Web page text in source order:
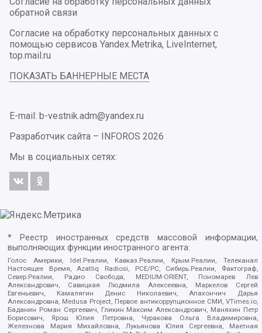
обратной связи
Согласие на обработку персональных данных с
помощью сервисов Yandex.Metrika, LiveInternet,
top.mail.ru
ПОКАЗАТЬ БАННЕРНЫЕ МЕСТА
E-mail: b-vestnik.adm@yandex.ru
Разработчик сайта – INFOROS 2026
Мы в социальных сетях:
* Реестр иностранных средств массовой информации,
выполняющих функции иностранного агента:
Голос Америки, Idel.Реалии, Кавказ.Реалии, Крым.Реалии, Телеканал
Настоящее Время, Azatliq Radiosi, PCE/PC, Сибирь.Реалии, Фактограф,
Север.Реалии, Радио Свобода, MEDIUM-ORIENT, Пономарев Лев
Александрович, Савицкая Людмила Алексеевна, Маркелов Сергей
Евгеньевич, Камалягин Денис Николаевич, Апахончич Дарья
Александровна, Medusa Project, Первое антикоррупционное СМИ, VTimes.io,
Баданин Роман Сергеевич, Гликин Максим Александрович, Маняхин Петр
Борисович, Ярош Юлия Петровна, Чуракова Ольга Владимировна,
Железнова Мария Михайловна, Лукьянова Юлия Сергеевна, Маетная